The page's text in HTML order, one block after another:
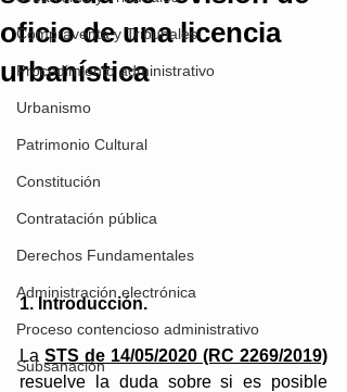
Compraventa y Tribunales
Procedimiento administrativo
Urbanismo
Patrimonio Cultural
Constitución
Contratación pública
Derechos Fundamentales
Administración electrónica
Proceso contencioso administrativo
Subsanación
oficio de una licencia
urbanística
1. Introducción.
La STS de 14/05/2020 (RC 2269/2019)
resuelve la duda sobre si es posible